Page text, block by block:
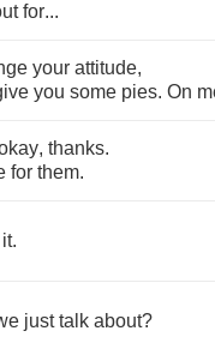
for...
your attitude,
you some pies. On
, thanks.
for them.
it.
just talk about?